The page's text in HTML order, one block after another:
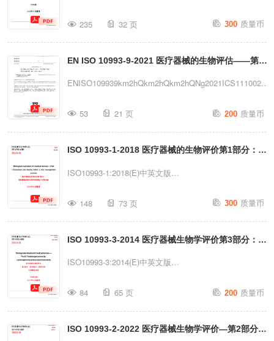
07月翻译参考版本号：ISO10993-11:2017(E)PAGE:1守道
者翻译CISO2017-AllrightsreservedISO10993-11:2017(E)
中文版目录前
言
235 32 页 300 质量币
EN ISO 10993-9-2021 医疗器械的生物评估——第9
部分：潜在降解产物识别与定量框架（ISO10993-9(中
53 21 页 200 质量币
ISO 10993-1-2018 医疗器械的生物评价第1部分：风
险管理过程中的评价和测试(中英文版)
ISO10993-1:2018(E)中英文版
2018-08Biologicalevaluationofmedicaldevices—
Part1:Evaluationandtestingwithinariskmanagementprocess
医疗器械的生物评价第1部分：风险管理过程中的评价和测
试(中英文版)2024年03月翻译ReferencenumberISO10993-
1:2018(E)中英文版目录Foreword...
148 73 页 300 质量币
ISO 10993-3-2014 医疗器械生物学评价第3部分：遗
传毒性、致癌性和生殖毒性试验(中英文版)
ISO10993-3:2014(E)中英文版
2014-10-01Biologicalevaluationofmedicaldevices—
医疗器械生物学评价第3部分：遗传毒性、致癌性和生殖毒
84 65 页 200 质量币
ISO 10993-2-2022 医疗器械生物学评价—第2部分：